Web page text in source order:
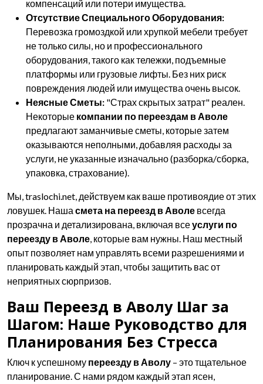
компенсаций или потери имущества.
Отсутствие Специального Оборудования:
Перевозка громоздкой или хрупкой мебели требует
не только силы, но и профессионального
оборудования, такого как тележки, подъемные
платформы или грузовые лифты. Без них риск
повреждения людей или имущества очень высок.
Неясные Сметы: "Страх скрытых затрат" реален.
Некоторые компании по переездам в Аволе
предлагают заманчивые сметы, которые затем
оказываются неполными, добавляя расходы за
услуги, не указанные изначально (разборка/сборка,
упаковка, страхование).
Мы, traslochi.net, действуем как ваше противоядие от этих
ловушек. Наша смета на переезд в Аволе всегда
прозрачна и детализирована, включая всеуслуги по
переезду в Аволе, которые вам нужны. Наш местный
опыт позволяет нам управлять всеми разрешениями и
планировать каждый этап, чтобы защитить вас от
неприятных сюрпризов.
Ваш Переезд в Аволу Шаг за
Шагом: Наше Руководство для
Планирования Без Стресса
Ключ к успешному переезду в Аволу – это тщательное
планирование. С нами рядом каждый этап ясен,